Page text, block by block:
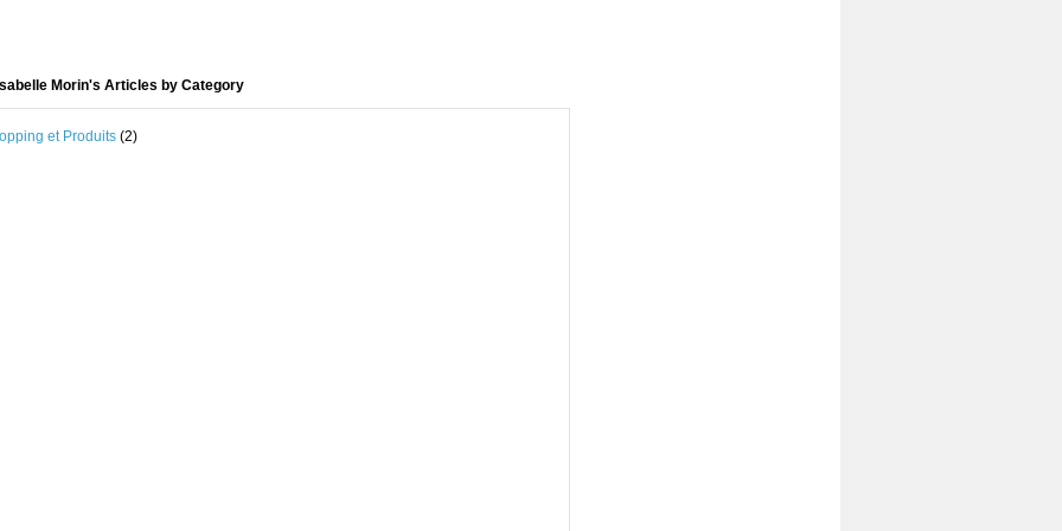
Morin's Articles by Category
et Produits(2)